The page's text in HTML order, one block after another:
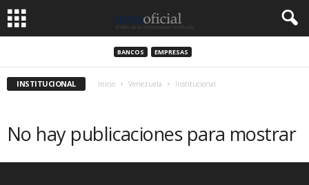
BANCOS EMPRESAS
INSTITUCIONAL Inicio Venezuela Institucional
No hay publicaciones para mostrar